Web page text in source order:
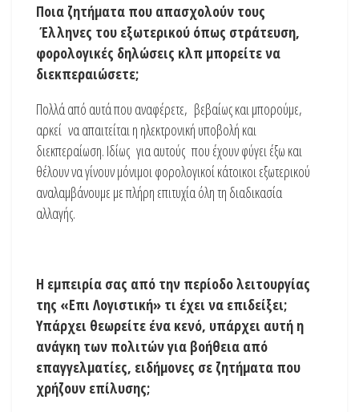
Ποια ζητήματα που απασχολούν τους
Έλληνες του εξωτερικού όπως στράτευση,
φορολογικές δηλώσεις κλπ μπορείτε να
διεκπεραιώσετε;
Πολλά από αυτά που αναφέρετε, βεβαίως και μπορούμε,
αρκεί να απαιτείται η ηλεκτρονική υποβολή και
διεκπεραίωση. Ιδίως για αυτούς που έχουν φύγει έξω και
θέλουν να γίνουν μόνιμοι φορολογικοί κάτοικοι εξωτερικού
αναλαμβάνουμε με πλήρη επιτυχία όλη τη διαδικασία
αλλαγής.
Η εμπειρία σας από την περίοδο λειτουργίας
της «Επι Λογιστική» τι έχει να επιδείξει;
Υπάρχει θεωρείτε ένα κενό, υπάρχει αυτή η
ανάγκη των πολιτών για βοήθεια από
επαγγελματίες, ειδήμονες σε ζητήματα που
χρήζουν επίλυσης;